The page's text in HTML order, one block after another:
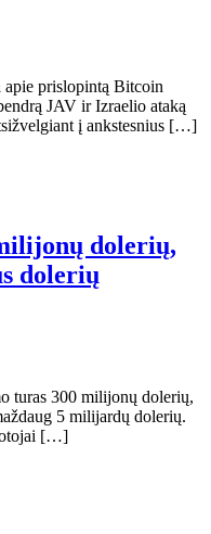
prislopintą Bitcoin
JAV ir Izraelio ataką
į ankstesnius […]
dolerių,
dolerių
turas 300 milijonų dolerių,
5 milijardų dolerių.
[…]